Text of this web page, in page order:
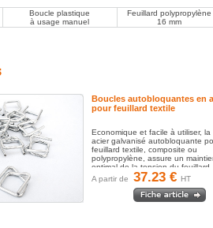
Boucle plastique
à usage manuel
Feuillard polypropylène
16 mm
Boucles autobloquantes en
pour feuillard textile
Economique et facile à utiliser, la
acier galvanisé autobloquante
feuillard textile, composite ou
polypropylène, assure un
optimal de la tension du feuillard.
Principalement...
A partir de 37.23 € HT